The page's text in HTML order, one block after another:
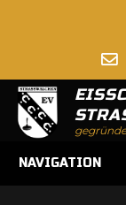
NAVIGATION